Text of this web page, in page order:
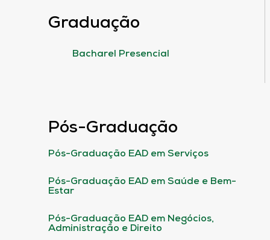
Graduação
Bacharel Presencial
Pós-Graduação
Pós-Graduação EAD em Serviços
Pós-Graduação EAD em Saúde e Bem-
Estar
Pós-Graduação EAD em Negócios,
Administração e Direito